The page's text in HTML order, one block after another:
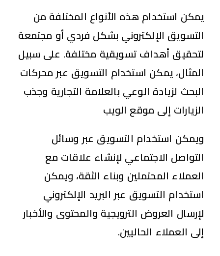
يمكن استخدام هذه الأنواع المختلفة من
التسويق الإلكتروني بشكل فردي أو مجتمعة
لتحقيق أهداف تسويقية مختلفة. على سبيل
المثال، يمكن استخدام التسويق عبر محركات
البحث لزيادة الوعي بالعلامة التجارية وجذب
الزيارات إلى موقع الويب
ويمكن استخدام التسويق عبر وسائل
التواصل الاجتماعي لإنشاء علاقات مع
العملاء المحتملين وبناء الثقة، ويمكن
استخدام التسويق عبر البريد الإلكتروني
لإرسال العروض الترويجية والمحتوى والأخبار
إلى العملاء الحاليين.